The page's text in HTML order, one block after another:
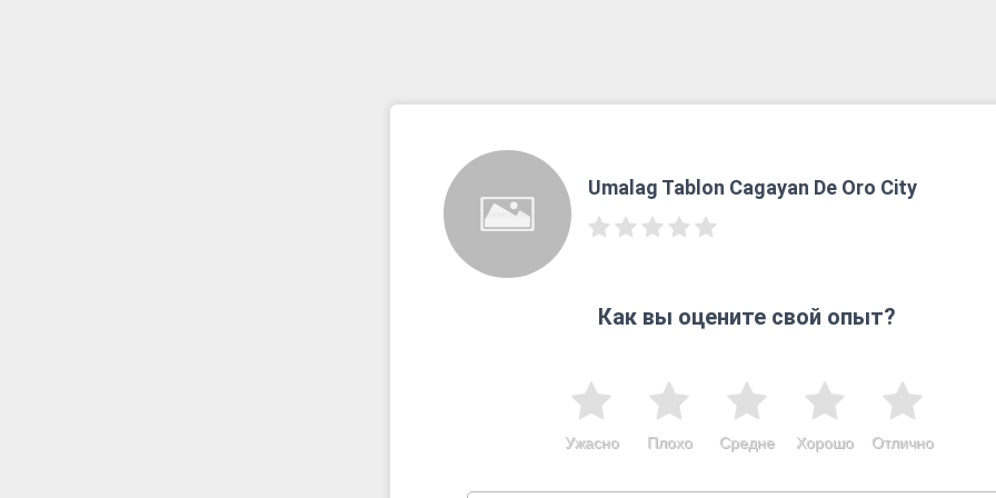
Umalag Tablon Cagayan De Oro City
Как вы оцените свой опыт?
Отлично
Хорошо
Средне
Плохо
Ужасно